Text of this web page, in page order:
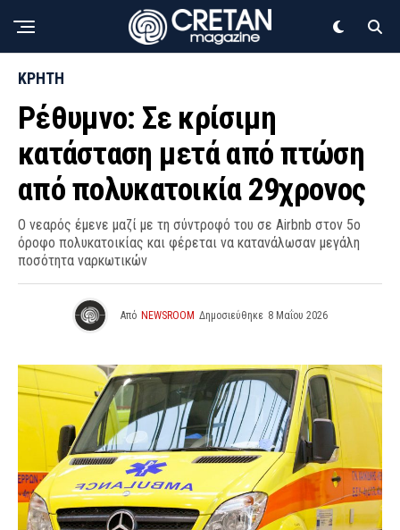
ΚΡΗΤΗ
Ρέθυμνο: Σε κρίσιμη
κατάσταση μετά από πτώση
από πολυκατοικία 29χρονος
O νεαρός έμενε μαζί με τη σύντροφό του σε Airbnb στον 5ο
όροφο πολυκατοικίας και φέρεται να κατανάλωσαν μεγάλη
ποσότητα ναρκωτικών
Από NEWSROOM Δημοσιεύθηκε 8 Μαΐου 2026